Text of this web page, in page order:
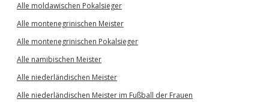
Alle moldawischen Pokalsieger
Alle montenegrinischen Meister
Alle montenegrinischen Pokalsieger
Alle namibischen Meister
Alle niederländischen Meister
Alle niederländischen Meister im Fußball der Frauen